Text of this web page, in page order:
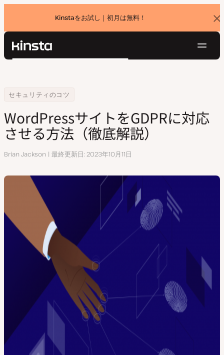
Kinstaをお試し｜初月は無料！
バ
ナ
Kinsta®
ョ
価格設定
お問い合わせ
検
Home
リソースセンター
セキュリティのコツ
WordPressサイトをGDPRに対応させる方法（徹底解説）
WordPressサイトをGDPRに対応
させる方法（徹底解説）
執
Brian Jackson 最終更新日 2023年10月11日